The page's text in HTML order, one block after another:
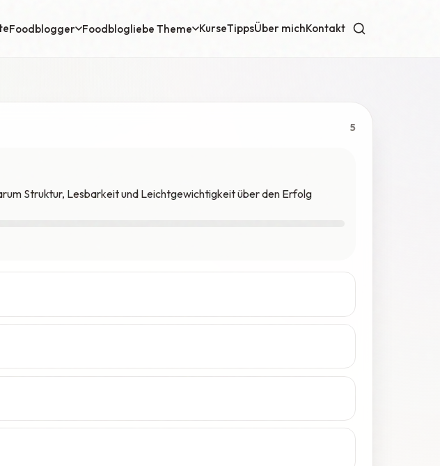
Foodblogger Foodblogliebe Theme KurseTippsÜber michKontakt
5
Struktur, Lesbarkeit und Leichtgewichtigkeit über den Erfolg